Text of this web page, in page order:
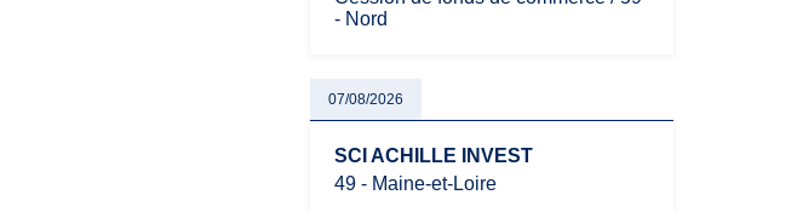
- Nord
07/08/2026
SCI ACHILLE INVEST
49 - Maine-et-Loire